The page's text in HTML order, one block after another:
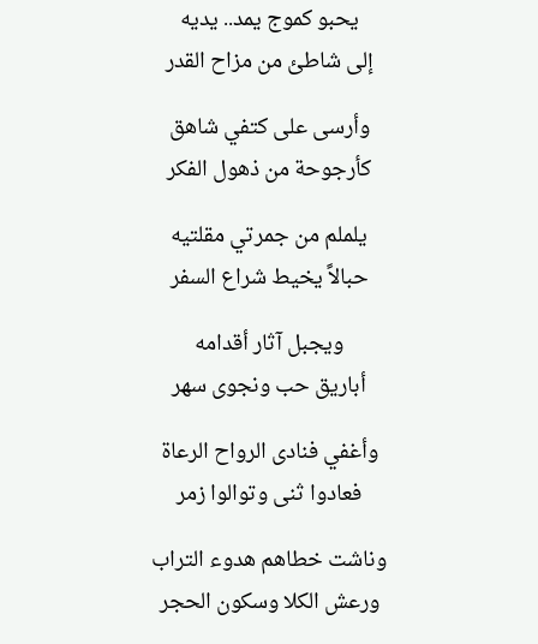
يحبو كموج يمد.. يديه
إلى شاطئ من مزاح القدر
وأرسى على كتفي شاهق
كأرجوحة من ذهول الفكر
يلملم من جمرتي مقلتيه
حبالاً يخيط شراع السفر
ويجبل آثار أقدامه
أباريق حب ونجوى سهر
وأغفي فنادى الرواح الرعاة
فعادوا ثنى وتوالوا زمر
وناشت خطاهم هدوء التراب
ورعش الكلا وسكون الحجر